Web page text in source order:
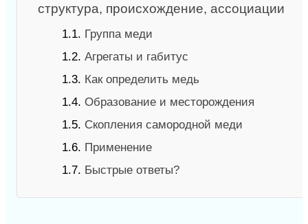
структура, происхождение, ассоциации
1.1. Группа меди
1.2. Агрегаты и габитус
1.3. Как определить медь
1.4. Образование и месторождения
1.5. Скопления самородной меди
1.6. Применение
1.7. Быстрые ответы?